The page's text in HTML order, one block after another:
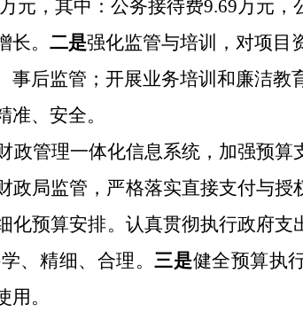
万元，其中：公务接待费9.69万元，
长。 二是强化监管与培训，对项目
事后监管；开展业务培训 和廉洁教
准、 安全。
政管理一体化信息系统，加强预算
局监管，严格落实直接支付与授
化预算安排。认真贯彻执行政府支
、精细、合理。三是健全预算执
。